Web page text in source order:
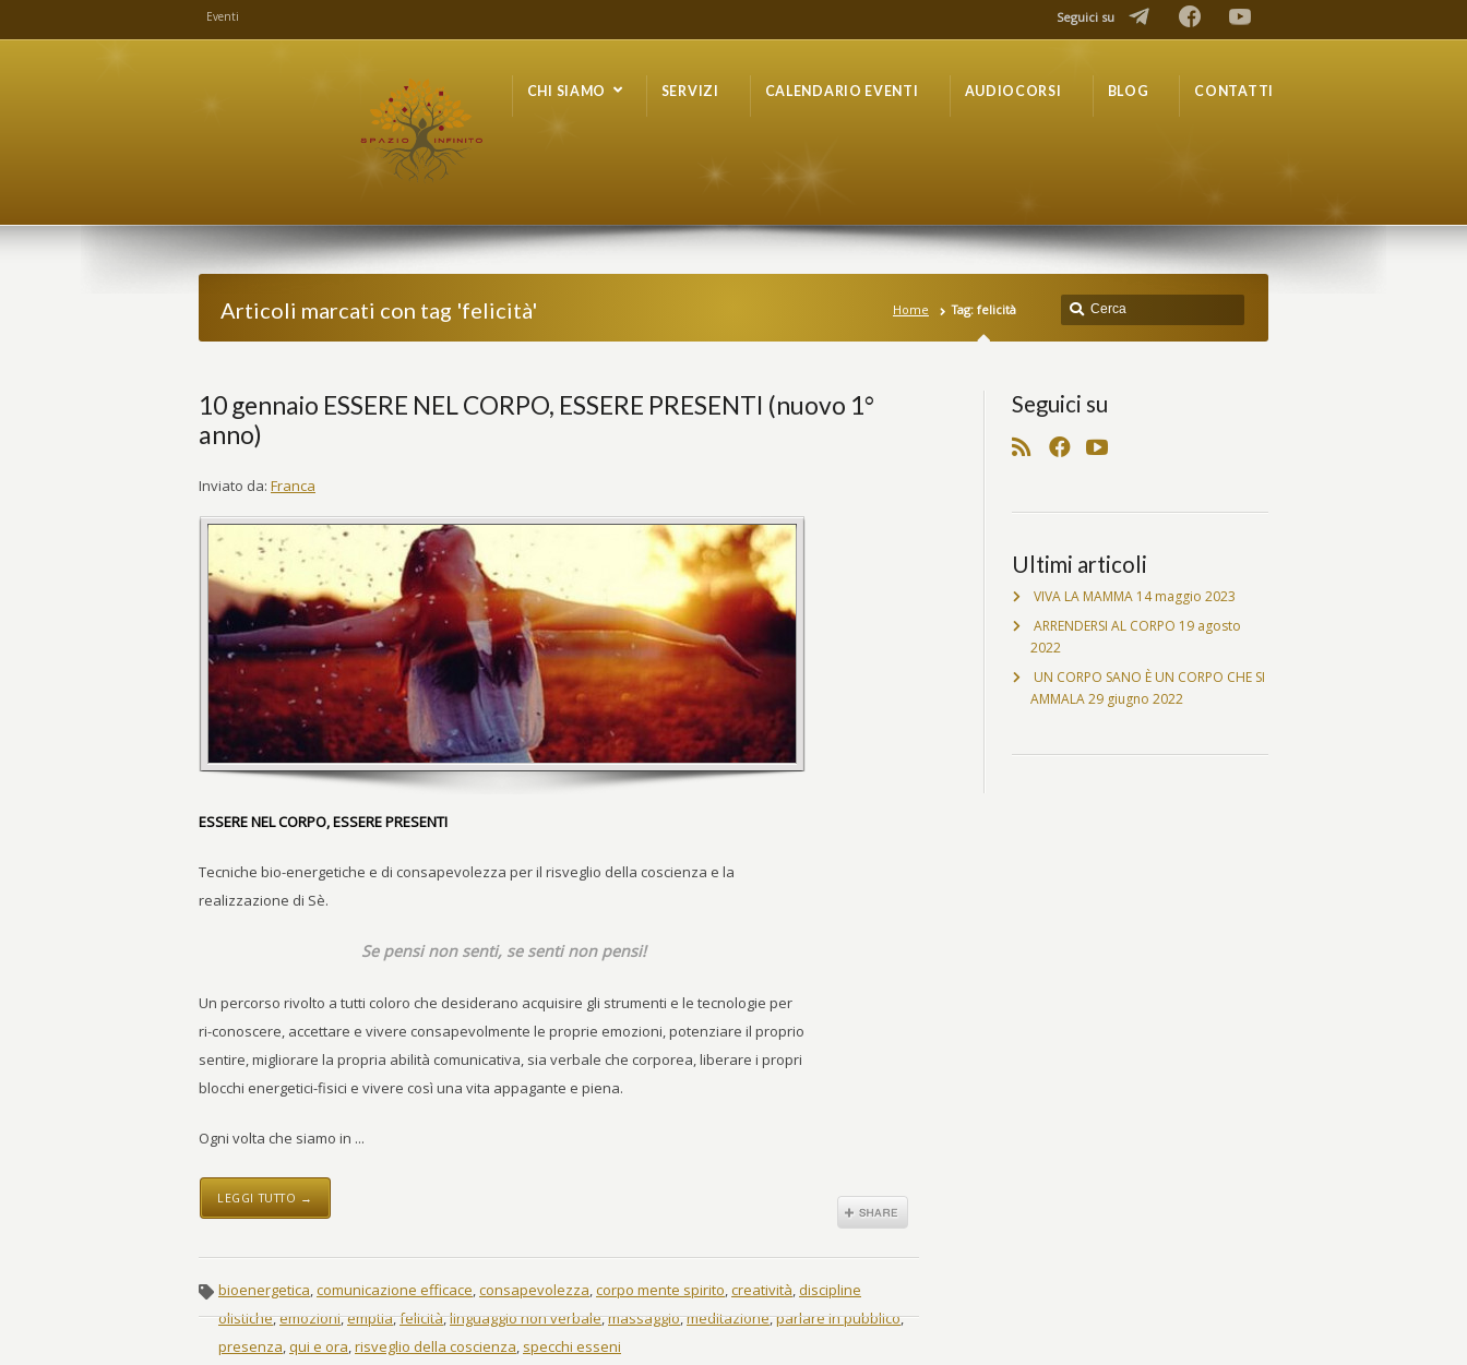
Eventi Seguici su
CHI SIAMO SERVIZI CALENDARIO EVENTI AUDIOCORSI BLOG CONTATTI
Articoli marcati con tag 'felicità' Home Tag: felicità
10 gennaio ESSERE NEL CORPO, ESSERE PRESENTI (nuovo 1°
anno)
Inviato da: Franca
ESSERE NEL CORPO, ESSERE PRESENTI
Tecniche bio-energetiche e di consapevolezza per il risveglio della coscienza e la
realizzazione di Sè.
Se pensi non senti, se senti non pensi!
Un percorso rivolto a tutti coloro che desiderano acquisire gli strumenti e le tecnologie per
ri-conoscere, accettare e vivere consapevolmente le proprie emozioni, potenziare il proprio
sentire, migliorare la propria abilità comunicativa, sia verbale che corporea, liberare i propri
blocchi energetici-fisici e vivere così una vita appagante e piena.
Ogni volta che siamo in ...
LEGGI TUTTO →
bioenergetica,comunicazione efficace,consapevolezza,corpo mente spirito,creatività,discipline
olistiche,emozioni,emptia,felicità,linguaggio non verbale,massaggio,meditazione,parlare in pubblico,
presenza,qui e ora,risveglio della coscienza, specchi esseni
Seguici su
Ultimi articoli
VIVA LA MAMMA 14 maggio 2023
ARRENDERSI AL CORPO 19 agosto
2022
UN CORPO SANO È UN CORPO CHE SI
AMMALA29 giugno 2022